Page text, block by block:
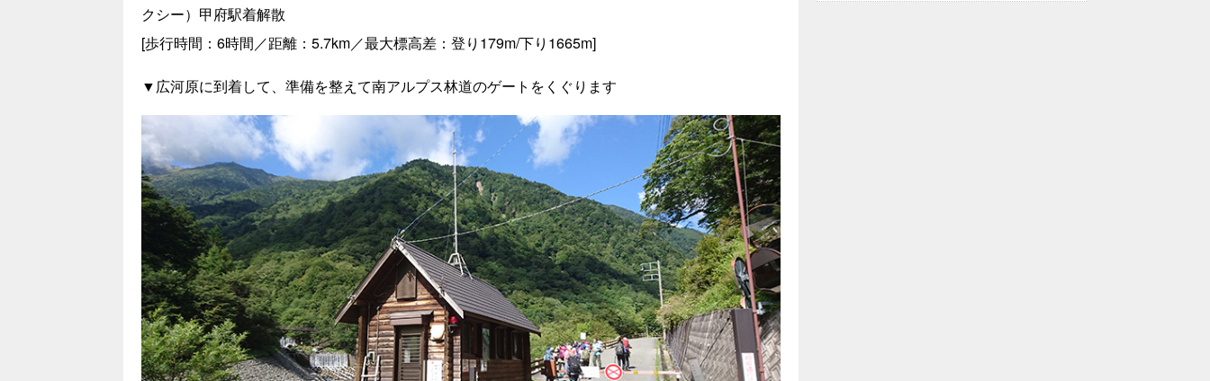
クシー）甲府駅着解散
[歩行時間：6時間／距離：5.7km／最大標高差：登り179m/下り1665m]
▼広河原に到着して、準備を整えて南アルプス林道のゲートをくぐります